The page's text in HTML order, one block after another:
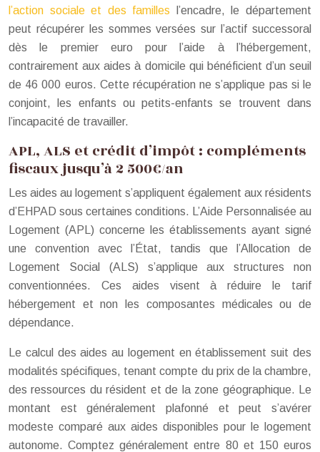
l’action sociale et des familles l’encadre, le département
peut récupérer les sommes versées sur l’actif successoral
dès le premier euro pour l’aide à l’hébergement,
contrairement aux aides à domicile qui bénéficient d’un seuil
de 46 000 euros. Cette récupération ne s’applique pas si le
conjoint, les enfants ou petits-enfants se trouvent dans
l’incapacité de travailler.
APL, ALS et crédit d’impôt : compléments
fiscaux jusqu’à 2 500€/an
Les aides au logement s’appliquent également aux résidents
d’EHPAD sous certaines conditions. L’Aide Personnalisée au
Logement (APL) concerne les établissements ayant signé
une convention avec l’État, tandis que l’Allocation de
Logement Social (ALS) s’applique aux structures non
conventionnées. Ces aides visent à réduire le tarif
hébergement et non les composantes médicales ou de
dépendance.
Le calcul des aides au logement en établissement suit des
modalités spécifiques, tenant compte du prix de la chambre,
des ressources du résident et de la zone géographique. Le
montant est généralement plafonné et peut s’avérer
modeste comparé aux aides disponibles pour le logement
autonome. Comptez généralement entre 80 et 150 euros